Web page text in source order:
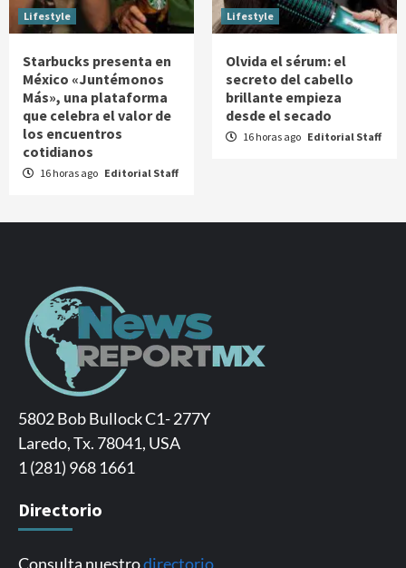
Lifestyle
Starbucks presenta en
México «Juntémonos
Más», una plataforma
que celebra el valor de
los encuentros
cotidianos
16 horas ago Editorial Staff
Lifestyle
Olvida el sérum: el
secreto del cabello
brillante empieza
desde el secado
16 horas ago Editorial Staff
5802 Bob Bullock C1- 277Y
Laredo, Tx. 78041, USA
1 (281) 968 1661
Directorio
Consulta nuestrodirectorio